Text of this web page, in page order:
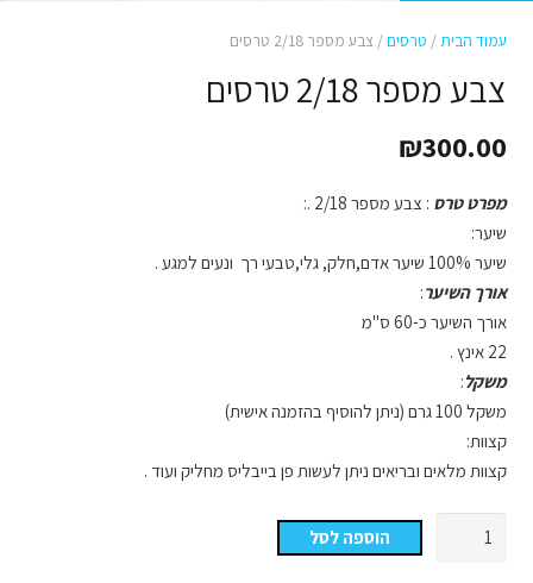
עמוד הבית / טרסים/ צבע מספר 2/18 טרסים
צבע מספר 2/18 טרסים
₪300.00
מפרט טרס : צבע מספר 2/18 .:
שיער:
שיער 100% שיער אדם,חלק, גלי,טבעי רך ונעים למגע .
אורך השיער:
אורך השיער כ-60 ס"מ
22 אינץ .
משקל:
משקל 100 גרם (ניתן להוסיף בהזמנה אישית)
קצוות:
קצוות מלאים ובריאים ניתן לעשות פן בייבליס מחליק ועוד .
כמות
הוספה לסל